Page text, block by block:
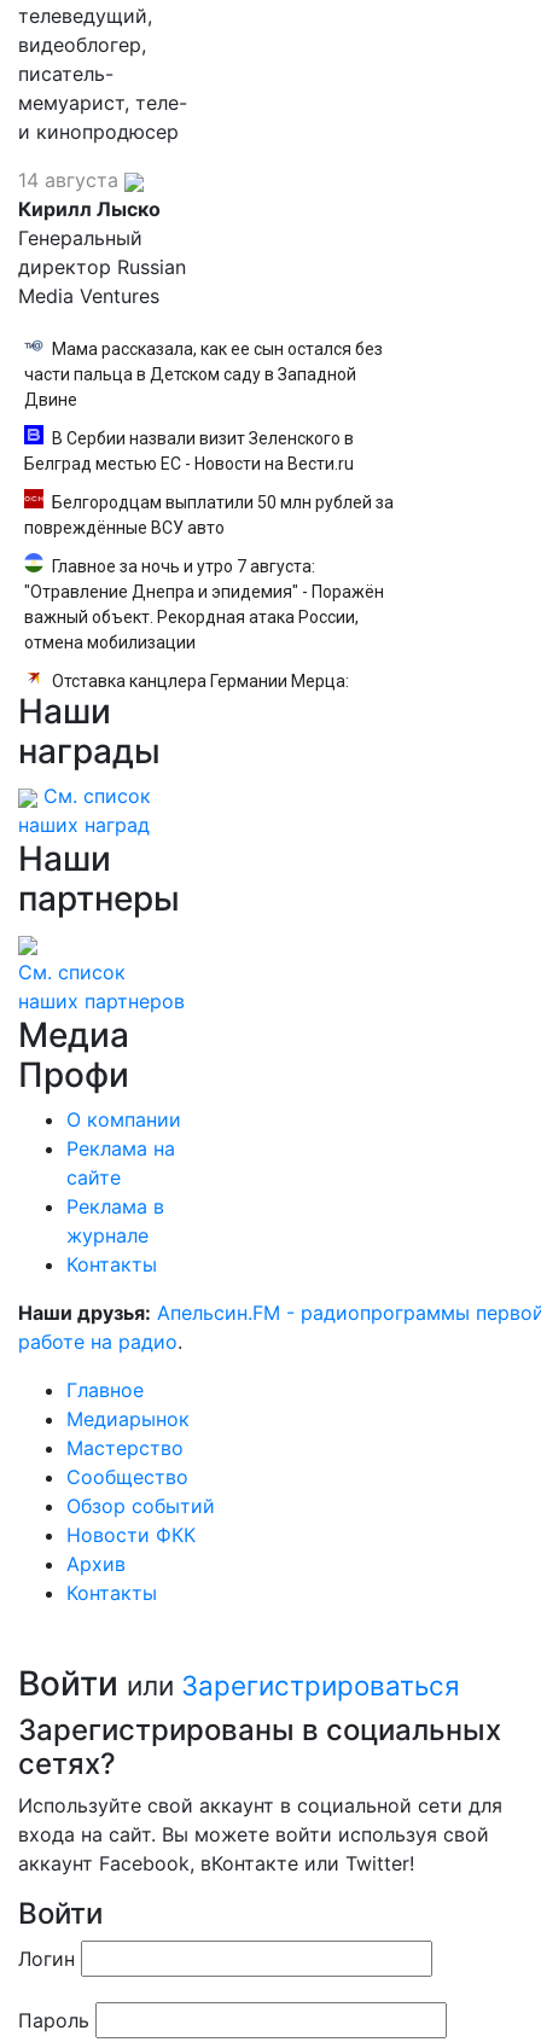
телеведущий,
видеоблогер,
писатель-
мемуарист, теле-
и кинопродюсер
14 августа
Кирилл Лыско
Генеральный
директор Russian
Media Ventures
Мама рассказала, как ее сын остался без
части пальца в Детском саду в Западной
Двине
В Сербии назвали визит Зеленского в
Белград местью ЕС - Новости на Вести.ru
Белгородцам выплатили 50 млн рублей за
повреждённые ВСУ авто
Главное за ночь и утро 7 августа:
"Отравление Днепра и эпидемия" - Поражён
важный объект. Рекордная атака России,
отмена мобилизации
Отставка канцлера Германии Мерца:
последние новости на 7 августа 2026 и
Наши
награды
См. список
наших наград
Наши
партнеры
См. список
наших партнеров
Медиа
Профи
О компании
Реклама на
сайте
Реклама в
журнале
Контакты
Наши друзья: Апельсин.FM - радиопрограммы
работе на радио.
Главное
Медиарынок
Мастерство
Сообщество
Обзор событий
Новости ФКК
Архив
Контакты
Войти или Зарегистрироваться
Зарегистрированы в социальных
сетях?
Используйте свой аккаунт в социальной сети для
входа на сайт. Вы можете войти используя свой
аккаунт Facebook, вКонтакте или Twitter!
Войти
Логин
Пароль